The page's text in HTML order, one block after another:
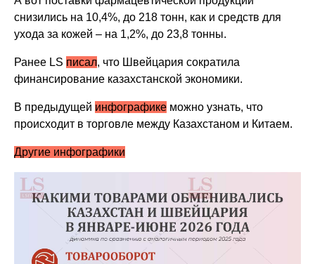
снизились на 10,4%, до 218 тонн, как и средств для
ухода за кожей – на 1,2%, до 23,8 тонны.
Ранее LS писал, что Швейцария сократила
финансирование казахстанской экономики.
В предыдущей инфографике можно узнать, что
происходит в торговле между Казахстаном и Китаем.
Другие инфографики